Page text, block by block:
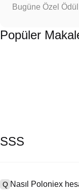
Bugüne Özel
Popüler
SSS
Q Nasıl Poloniex